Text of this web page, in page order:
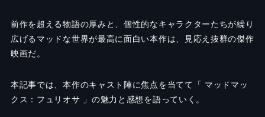
前作を超える物語の厚みと、個性的なキャラクターたちが繰り
広げるマッドな世界が最高に面白い本作は、見応え抜群の傑作
映画だ。
本記事では、本作のキャスト陣に焦点を当てて「 マッドマッ
クス：フュリオサ 」の魅力と感想を語っていく。